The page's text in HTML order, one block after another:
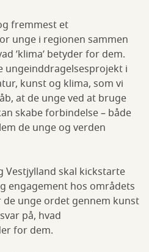
fremmest et
unge i regionen sammen
’klima’ betyder for dem.
ungeinddragelsesprojekt i
kunst og klima, som vi
at de unge ved at bruge
skabe forbindelse – både
de unge og verden
Vestjylland skal kickstarte
engagement hos områdets
de unge ordet gennem kunst
på, hvad
for dem.